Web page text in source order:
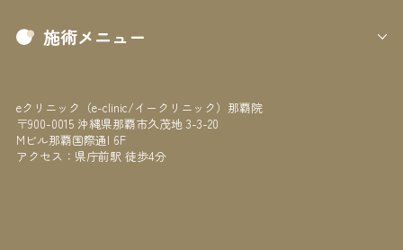
施術メニュー
eクリニック（e-clinic/イークリニック）那覇院
〒900-0015 沖縄県那覇市久茂地 3-3-20
Mビル那覇国際通I 6F
アクセス：県庁前駅 徒歩4分